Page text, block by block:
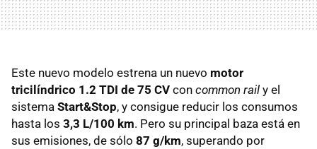
Este nuevo modelo estrena un nuevo motor
tricilíndrico 1.2 TDI de 75 CV con common rail y el
sistema Start&Stop, y consigue reducir los consumos
hasta los 3,3 L/100 km. Pero su principal baza está en
sus emisiones, de sólo 87 g/km, superando por